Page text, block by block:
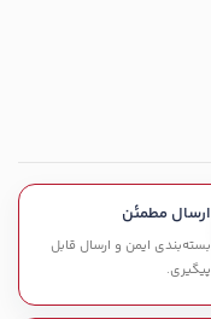
ارسال مطمئن
بسته‌بندی ایمن و ارسال قابل
پیگیری.